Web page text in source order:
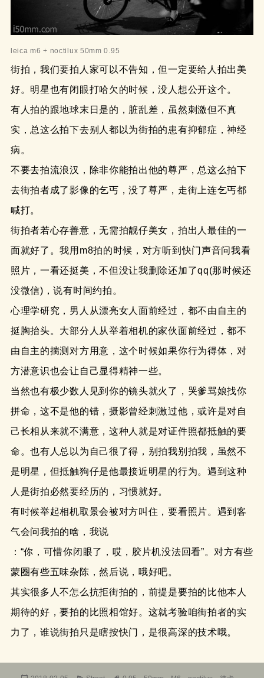
leica m6 + noctilux 50mm 0.95
街拍，我们要拍人家可以不告知，但一定要给人拍出美
好。明星也有闭眼打哈欠的时候，没人想公开这个。
有人拍的跟地球末日是的，脏乱差，虽然刺激但不真
实，总这么拍下去别人都以为街拍的患有抑郁症，神经
病。
不要去拍流浪汉，除非你能拍出他的尊严，总这么拍下
去街拍者成了影像的乞丐，没了尊严，走街上连乞丐都
喊打。
街拍者若心存善意，无需拍靓仔美女，拍出人最佳的一
面就好了。我用m8拍的时候，对方听到快门声音问我看
照片，一看还挺美，不但没让我删除还加了qq(那时候还
没微信)，说有时间约拍。
心理学研究，男人从漂亮女人面前经过，都不由自主的
挺胸抬头。大部分人从举着相机的家伙面前经过，都不
由自主的揣测对方用意，这个时候如果你行为得体，对
方潜意识也会让自己显得精神一些。
当然也有极少数人见到你的镜头就火了，哭爹骂娘找你
拼命，这不是他的错，摄影曾经刺激过他，或许是对自
己长相从来就不满意，这种人就是对证件照都抵触的要
命。也有人总以为自己很了得，别拍我别拍我，虽然不
是明星，但抵触狗仔是他最接近明星的行为。遇到这种
人是街拍必然要经历的，习惯就好。
有时候举起相机取景会被对方叫住，要看照片。遇到客
气会问我拍的啥，我说
：“你，可惜你闭眼了，哎，胶片机没法回看”。对方有些
蒙圈有些五味杂陈，然后说，哦好吧。
其实很多人不怎么抗拒街拍的，前提是要拍的比他本人
期待的好，要拍的比照相馆好。这就考验咱街拍者的实
力了，谁说街拍只是瞎按快门，是很高深的技术哦。